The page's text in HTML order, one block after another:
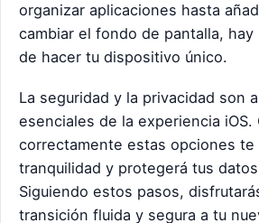
organizar aplicaciones hasta
cambiar el fondo de pantalla, hay
de hacer tu dispositivo único.
La seguridad y la privacidad son
esenciales de la experiencia iOS.
correctamente estas opciones te
tranquilidad y protegerá tus
Siguiendo estos pasos,
transición fluida y segura a tu